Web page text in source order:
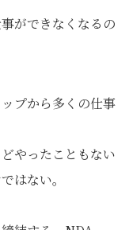
ができなくなるの
プから多くの仕事
やったこともない
はない。